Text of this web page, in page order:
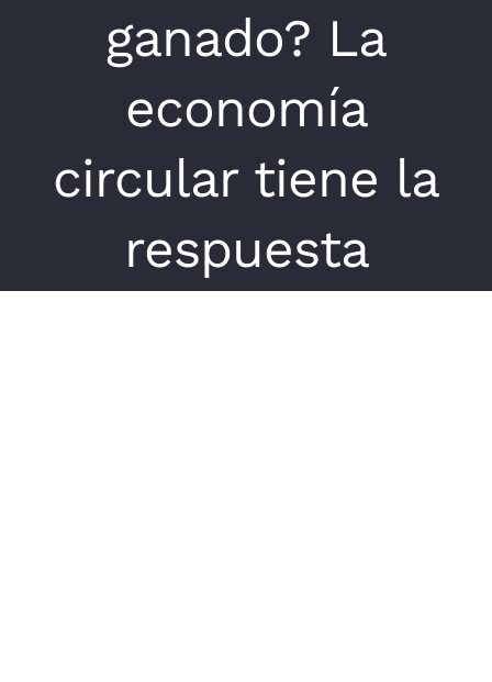
ganado? La
economía
circular tiene la
respuesta